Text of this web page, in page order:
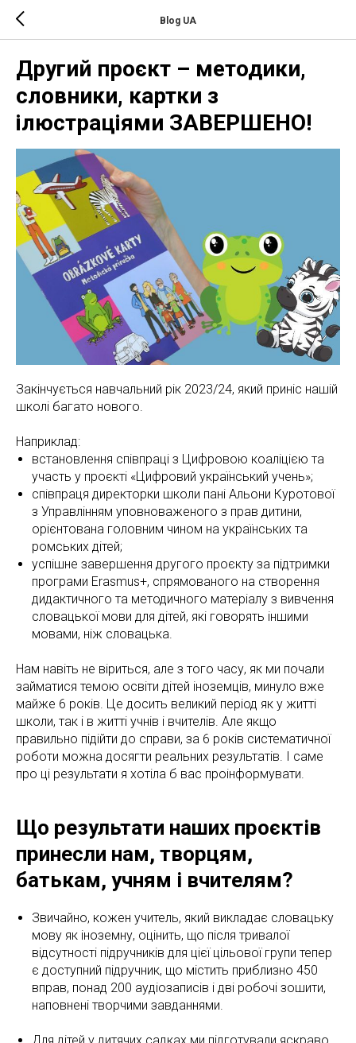
Blog UA
Другий проєкт – методики,
словники, картки з
ілюстраціями ЗАВЕРШЕНО!
Закінчується навчальний рік 2023/24, який приніс нашій
школі багато нового.
Наприклад:
встановлення співпраці з Цифровою коаліцією та
участь у проєкті «Цифровий український учень»;
співпраця директорки школи пані Альони Куротової
з Управлінням уповноваженого з прав дитини,
орієнтована головним чином на українських та
ромських дітей;
успішне завершення другого проєкту за підтримки
програми Erasmus+, спрямованого на створення
дидактичного та методичного матеріалу з вивчення
словацької мови для дітей, які говорять іншими
мовами, ніж словацька.
Нам навіть не віриться, але з того часу, як ми почали
займатися темою освіти дітей іноземців, минуло вже
майже 6 років. Це досить великий період як у житті
школи, так і в житті учнів і вчителів. Але якщо
правильно підійти до справи, за 6 років систематичної
роботи можна досягти реальних результатів. І саме
про ці результати я хотіла б вас проінформувати.
Що результати наших проєктів
принесли нам, творцям,
батькам, учням і вчителям?
Звичайно, кожен учитель, який викладає словацьку
мову як іноземну, оцінить, що після тривалої
відсутності підручників для цієї цільової групи тепер
є доступний підручник, що містить приблизно 450
вправ, понад 200 аудіозаписів і дві робочі зошити,
наповнені творчими завданнями.